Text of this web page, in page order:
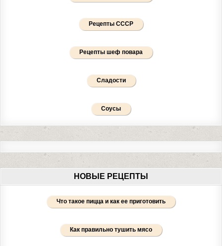
Рецепты СССР
Рецепты шеф повара
Сладости
Соусы
НОВЫЕ РЕЦЕПТЫ
Что такое пицца и как ее приготовить
Как правильно тушить мясо